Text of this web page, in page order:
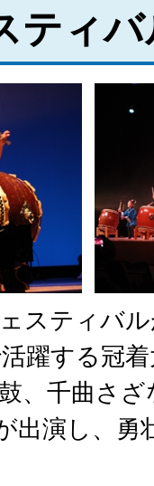
ティ
スティバ
躍する冠
、千曲さ
出演し、勇